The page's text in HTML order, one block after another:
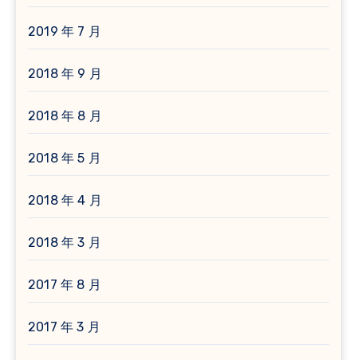
2019 年 7 月
2018 年 9 月
2018 年 8 月
2018 年 5 月
2018 年 4 月
2018 年 3 月
2017 年 8 月
2017 年 3 月